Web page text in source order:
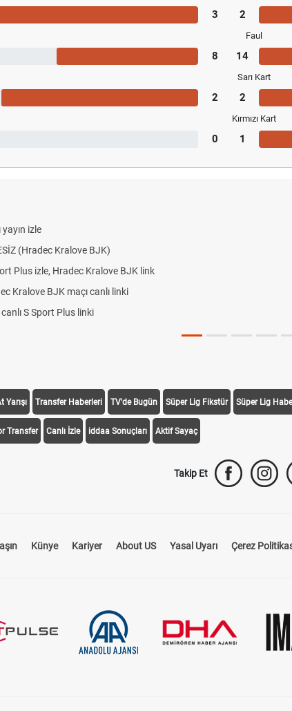
3 2
Faul
8 14
Sarı Kart
2 2
Kırmızı Kart
0 1
izle
(Hradec Kralove BJK)
Plus izle, Hradec Kralove BJK link
Kralove BJK maçı canlı linki
S Sport Plus linki
Yarışı Transfer Haberleri TV'de Bugün Süper Lig Fikstür Süper Lig
Transfer Canlı İzle iddaa Sonuçları Aktif Sayaç
Takip Et
Künye Kariyer About US Yasal Uyarı Çerez